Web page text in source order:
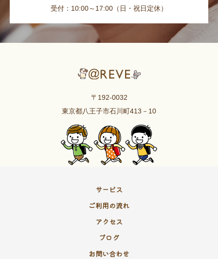
受付：10:00～17:00（日・祝日定休）
〒192-0032
東京都八王子市石川町413－10
サービス
ご利用の流れ
アクセス
ブログ
お問い合わせ